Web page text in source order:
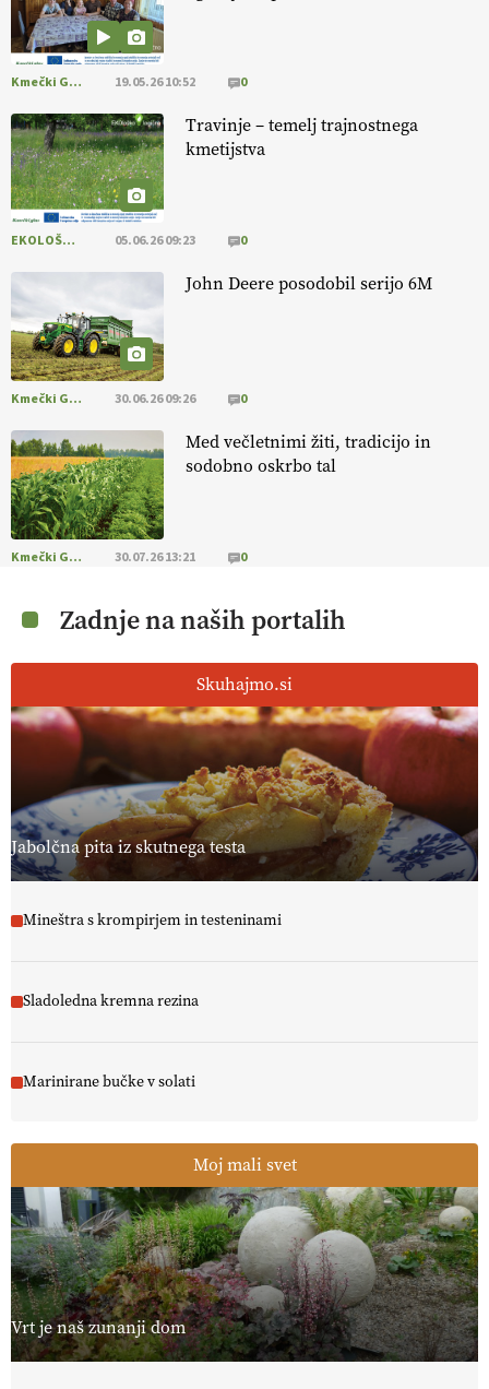
Ekološka reja kokoši skrbi za živali
, okolje
in kakovostna jajca . VEČ
https://t.co/PX49GVsP1M
@EUAgri #IMCAP #CAP https://t.co/a1xatzEeid
Kmečki Glas 19.05.26 10:52 0
Travinje – temelj trajnostnega
kmetijstva
EKOLOŠKO LOGIČNO 05.06.26 09:23 0
John Deere posodobil serijo 6M
Kmečki Glas 30.06.26 09:26 0
Med večletnimi žiti, tradicijo in
sodobno oskrbo tal
Kmečki Glas 30.07.26 13:21 0
Zadnje na naših portalih
Skuhajmo.si
Jabolčna pita iz skutnega testa
Mineštra s krompirjem in testeninami
Sladoledna kremna rezina
Marinirane bučke v solati
Moj mali svet
Vrt je naš zunanji dom